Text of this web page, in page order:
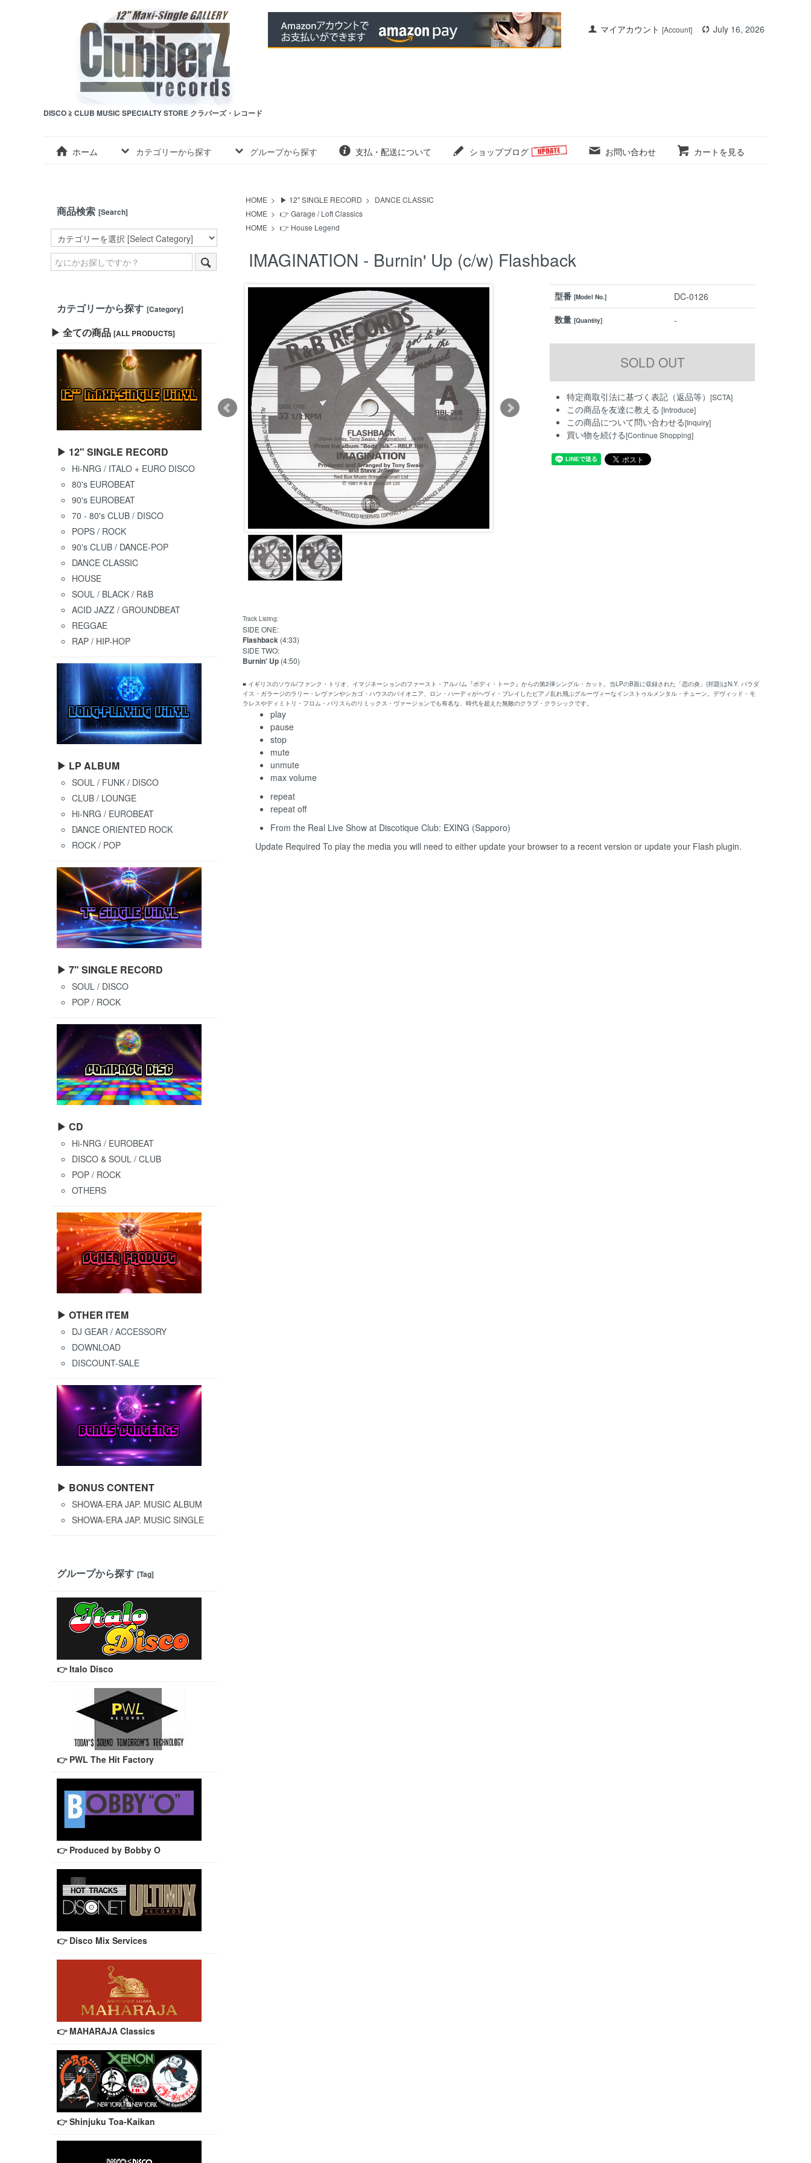
マイアカウント [Account] July 16, 2026
DISCO ≧ CLUB MUSIC SPECIALTY STORE クラバーズ・レコード
ホーム カテゴリーから探す グループから探す 支払・配送について ショップブログ お問い合わせ カートを見る
HOME > ▶ 12" SINGLE RECORD > DANCE CLASSIC
HOME > 👉 Garage / Loft Classics
HOME > 👉 House Legend
IMAGINATION - Burnin' Up (c/w) Flashback
型番[Model No.]
DC-0126
数量[Quantity] -
特定商取引法に基づく表記（返品等）[SCTA]
この商品を友達に教える [Introduce]
この商品について問い合わせる[Inquiry]
買い物を続ける[Continue Shopping]
Track Listing:
SIDE ONE:
Flashback (4:33)
SIDE TWO:
Burnin' Up (4:50)
■ イギリスのソウル/ファンク・トリオ、イマジネーションのファースト・アルバム『ボディ・トーク』からの第2弾シングル・カット。当LPのB面に収録された「恋の炎」(邦題)はN.Y. パラダ
イス・ガラージのラリー・レヴァンやシカゴ・ハウスのパイオニア、ロン・ハーディがヘヴィ・プレイしたピアノ乱れ飛ぶグルーヴィーなインストゥルメンタル・チューン。デヴィッド・モ
ラレスやディミトリ・フロム・パリスらのリミックス・ヴァージョンでも有名な、時代を超えた無敵のクラブ・クラシックです。
play
pause
stop
mute
unmute
max volume
repeat
repeat off
From the Real Live Show at Discotique Club: EXING (Sapporo)
Update Required To play the media you will need to either update your browser to a recent version or update your Flash plugin.
商品検索 [Search]
カテゴリーから探す [Category]
▶ 全ての商品 [ALL PRODUCTS]
▶ 12" SINGLE RECORD
Hi-NRG / ITALO + EURO DISCO
80's EUROBEAT
90's EUROBEAT
70 - 80's CLUB / DISCO
POPS / ROCK
90's CLUB / DANCE-POP
DANCE CLASSIC
HOUSE
SOUL / BLACK / R&B
ACID JAZZ / GROUNDBEAT
REGGAE
RAP / HIP-HOP
▶ LP ALBUM
SOUL / FUNK / DISCO
CLUB / LOUNGE
Hi-NRG / EUROBEAT
DANCE ORIENTED ROCK
ROCK / POP
▶ 7" SINGLE RECORD
SOUL / DISCO
POP / ROCK
▶ CD
Hi-NRG / EUROBEAT
DISCO & SOUL / CLUB
POP / ROCK
OTHERS
▶ OTHER ITEM
DJ GEAR / ACCESSORY
DOWNLOAD
DISCOUNT-SALE
▶ BONUS CONTENT
SHOWA-ERA JAP. MUSIC ALBUM
SHOWA-ERA JAP. MUSIC SINGLE
グループから探す [Tag]
👉 Italo Disco
👉 PWL The Hit Factory
👉 Produced by Bobby O
👉 Disco Mix Services
👉 MAHARAJA Classics
👉 Shinjuku Toa-Kaikan